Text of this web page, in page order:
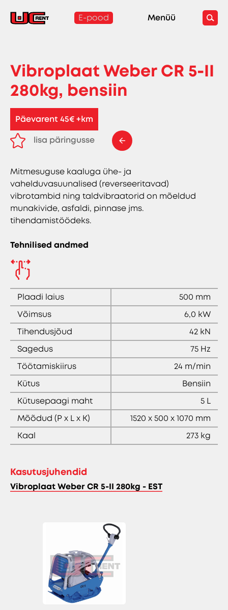
E-pood Menüü
Vibroplaat Weber CR 5-II
280kg, bensiin
Päevarent 45€ +km
lisa päringusse
Mitmesuguse kaaluga ühe- ja
vahelduvasuunalised (reverseeritavad)
vibrotambid ning taldvibraatorid on mõeldud
munakivide, asfaldi, pinnase jms.
tihendamistöödeks.
Tehnilised andmed
Plaadi laius
500 mm
Võimsus
6,0 kW
Tihendusjõud
42 kN
Sagedus
75 Hz
Töötamiskiirus
24 m/min
Kütus
Bensiin
Kütusepaagi maht
5 L
Mõõdud (P x L x K)
1520 x 500 x 1070 mm
Kaal
273 kg
Kasutusjuhendid
Vibroplaat Weber CR 5-II 280kg - EST